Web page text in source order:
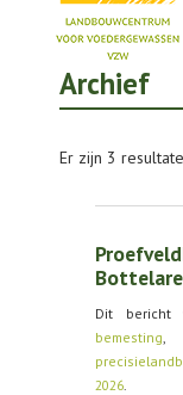
NIEUWS
AGENDA
OVER LCV
CONTACT
Archief
Er zijn 3
Bottelare
Dit bericht
bemesting,
2026.